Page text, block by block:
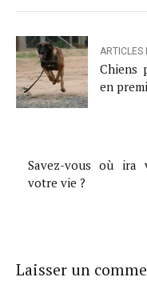
ARTICLES
Chiens
en
Savez-vous où ira
votre vie ?
Laisser un